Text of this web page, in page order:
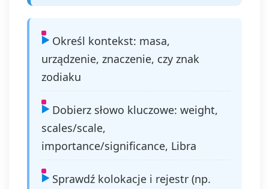
Określ kontekst: masa,
urządzenie, znaczenie, czy znak
zodiaku
Dobierz słowo kluczowe: weight,
scales/scale,
importance/significance, Libra
Sprawdź kolokacje i rejestr (np.